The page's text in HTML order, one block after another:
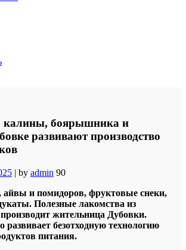
калины, боярышника и
развивают производство
| by admin 90
айвы и помидоров, фруктовые снеки,
Полезные лакомства из
жительница Дубовки.
безотходную технологию
питания.